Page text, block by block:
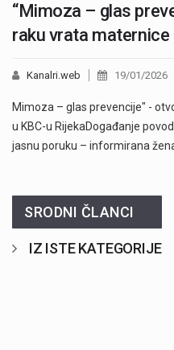
“Mimoza – glas
raku vrata maternice
Kanalri.web 19/01/2026
Mimoza – glas prevencije" -
u KBC-u RijekaDogađanje
jasnu poruku – informirana
SRODNI ČLANCI
IZ ISTE KATEGORIJE